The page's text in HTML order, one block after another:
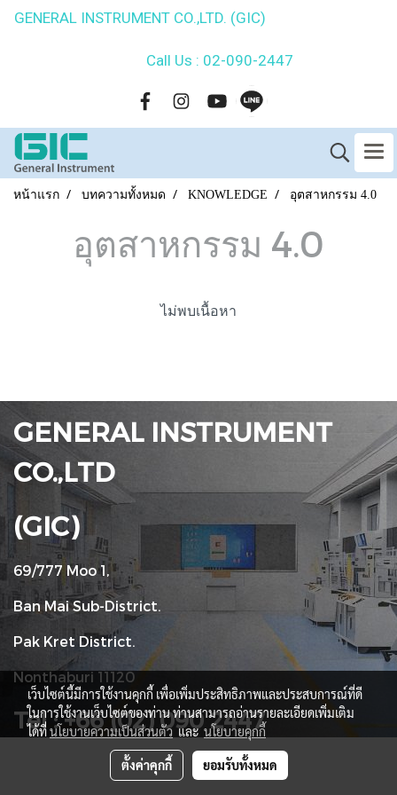
GENERAL INSTRUMENT CO.,LTD. (GIC)
Call Us : 02-090-2447
หน้าแรก บทความทั้งหมด KNOWLEDGE อุตสาหกรรม 4.0
อุตสาหกรรม 4.0
ไม่พบเนื้อหา
GENERAL INSTRUMENT
CO.,LTD
(GIC)
69/777 Moo 1,
Ban Mai Sub-District.
Pak Kret District.
Nonthaburi 11120
Tel : +66 (02) 090 2447
เว็บไซต์นี้มีการใช้งานคุกกี้ เพื่อเพิ่มประสิทธิภาพและประสบการณ์ที่ดี
ในการใช้งานเว็บไซต์ของท่าน ท่านสามารถอ่านรายละเอียดเพิ่มเติม
ได้ที่นโยบายความเป็นส่วนตัวและนโยบายคุกกี้
ตั้งค่าคุกกี้ ยอมรับทั้งหมด